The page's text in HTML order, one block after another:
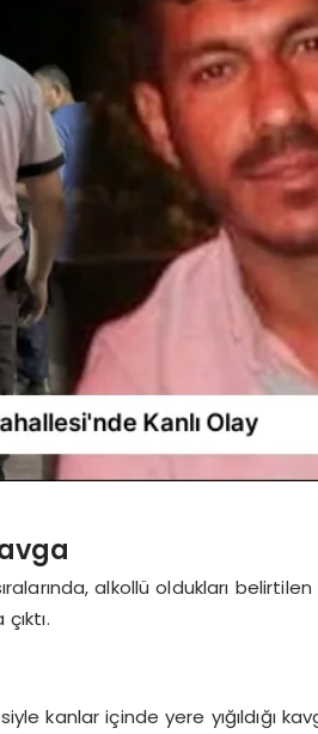
alkollü oldukları
kanlar içinde yere yığıldığı